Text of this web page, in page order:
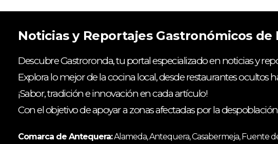
Noticias y Reportajes Gastronómicos
Descubre Gastroronda, tu portal especializado en noticias y
Explora lo mejor de la cocina local, desde restaurantes
¡Sabor, tradición e innovación en cada artículo!
Con el objetivo de apoyar a zonas afectadas por la
Comarca de Antequera:Alameda, Antequera, Casabermeja, Fuente